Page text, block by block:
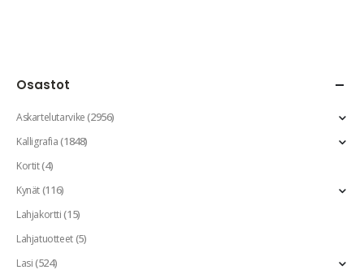
Osastot
Askartelutarvike(2956)
Kalligrafia(1848)
Kortit(4)
Kynät(116)
Lahjakortti(15)
Lahjatuotteet(5)
Lasi(524)